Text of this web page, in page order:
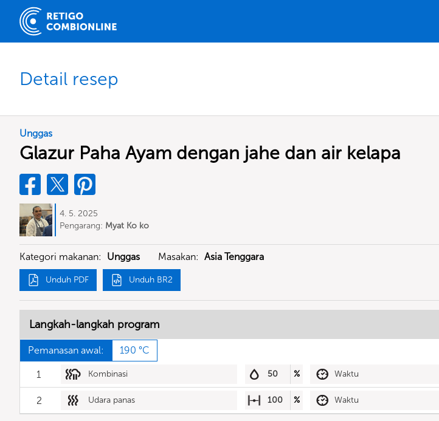
Detail resep
Unggas
Glazur Paha Ayam dengan jahe dan air kelapa
4. 5. 2025
Pengarang: Myat Ko ko
Kategori makanan: Unggas Masakan: Asia Tenggara
Unduh PDF Unduh BR2
Langkah-langkah program
Pemanasan awal: 190 °C
1 Kombinasi 50 % Waktu
2 Udara panas 100 % Waktu